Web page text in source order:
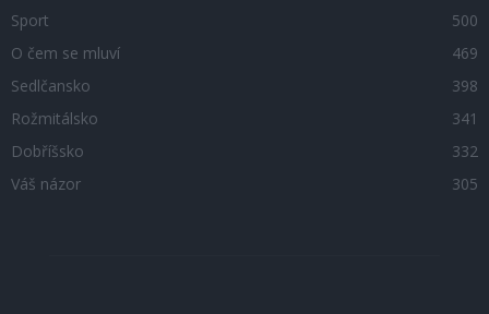
Sport
500
O čem se mluví
469
Sedlčansko
398
Rožmitálsko
341
Dobříšsko
332
Váš názor
305